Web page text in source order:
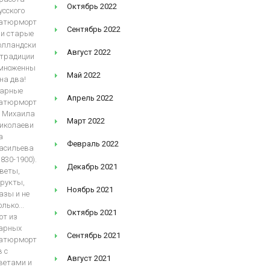
старые
два!
Михаила
1900).
и не
из
с
и
Октябрь 2022
Сентябрь 2022
Август 2022
Май 2022
Апрель 2022
Март 2022
Февраль 2022
Декабрь 2021
Ноябрь 2021
Октябрь 2021
Сентябрь 2021
Август 2021